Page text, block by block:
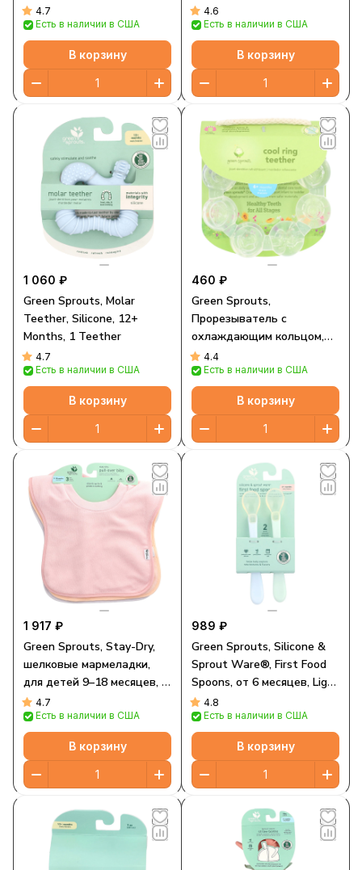
(295 ml)
4.7
Есть в наличии в США
В корзину
месяцев, светло-голубой,
207 мл (7 унций)
4.6
Есть в наличии в США
В корзину
1 060 ₽
Green Sprouts, Molar
Teether, Silicone, 12+
Months, 1 Teether
4.7
Есть в наличии в США
В корзину
460 ₽
Green Sprouts,
Прорезыватель с
охлаждающим кольцом,
для детей от 6 месяцев,
прозрачный, 1
прорезыватель
4.4
Есть в наличии в США
В корзину
1 917 ₽
Green Sprouts, Stay-Dry,
шелковые мармеладки,
для детей 9–18 месяцев, 3
шт.4.7
Есть в наличии в США
В корзину
989 ₽
Green Sprouts, Silicone &
Sprout Ware®, First Food
Spoons, от 6 месяцев, Light
Ealight, 2 упаковки
4.8
Есть в наличии в США
В корзину